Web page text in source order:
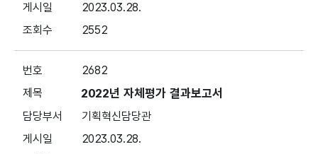
2023.03.28.
2552
2682
2022년 자체평가 결과보고서
기획혁신담당관
2023.03.28.